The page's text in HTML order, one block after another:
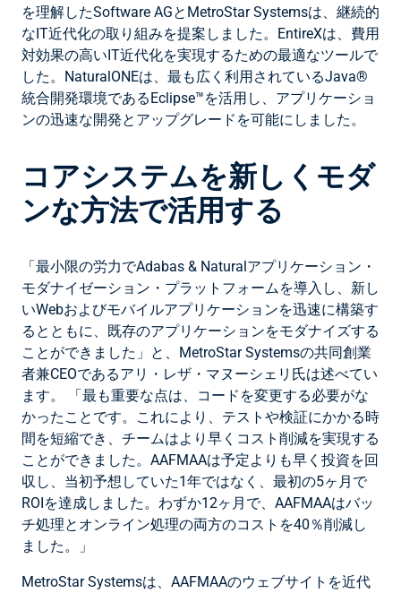
を理解したSoftware AGとMetroStar Systemsは、継続的
なIT近代化の取り組みを提案しました。EntireXは、費用
対効果の高いIT近代化を実現するための最適なツールで
した。NaturalONEは、最も広く利用されているJava®
統合開発環境であるEclipse™を活用し、アプリケーショ
ンの迅速な開発とアップグレードを可能にしました。
コアシステムを新しくモダ
ンな方法で活用する
「最小限の労力でAdabas & Naturalアプリケーション・
モダナイゼーション・プラットフォームを導入し、新し
いWebおよびモバイルアプリケーションを迅速に構築す
るとともに、既存のアプリケーションをモダナイズする
ことができました」と、MetroStar Systemsの共同創業
者兼CEOであるアリ・レザ・マヌーシェリ氏は述べてい
ます。 「最も重要な点は、コードを変更する必要がな
かったことです。これにより、テストや検証にかかる時
間を短縮でき、チームはより早くコスト削減を実現する
ことができました。AAFMAAは予定よりも早く投資を回
収し、当初予想していた1年ではなく、最初の5ヶ月で
ROIを達成しました。わずか12ヶ月で、AAFMAAはバッ
チ処理とオンライン処理の両方のコストを40％削減し
ました。」
MetroStar Systemsは、AAFMAAのウェブサイトを近代